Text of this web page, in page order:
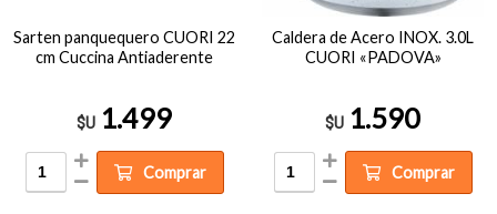
Sarten panquequero CUORI 22
cm Cuccina Antiaderente
$U 1.499
Comprar
Caldera de Acero INOX. 3.0L
CUORI «PADOVA»
$U 1.590
Comprar